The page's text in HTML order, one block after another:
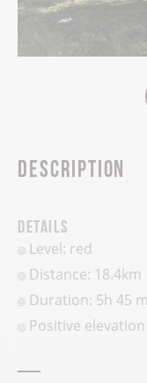
Description
Details
Level: red
Distance: 18.4km
Duration: 5h 45
Positive